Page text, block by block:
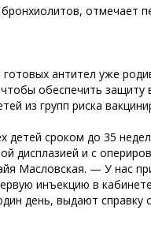
отмечает
антител уже
обеспечить защиту
из групп риска
сроком до 35
дисплазией и с
Масловская. — У нас
инъекцию в
день, выдают справку